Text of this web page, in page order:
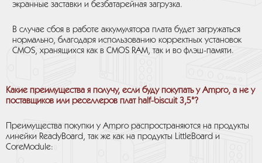
экранные заставки и безбатарейная загрузка.
В случае сбоя в работе аккумулятора плата будет загружаться
нормально, благодаря использованию корректных установок
CMOS, хранящихся как в CMOS RAM, так и во флэш-памяти.
Какие преимущества я получу, если буду покупать у Ampro, а не у
поставщиков или реселлеров плат half-biscuit 3,5"?
Преимущества покупки у Ampro распространяются на продукты
линейки ReadyBoard, так же как на продукты LittleBoard и
CoreModule: